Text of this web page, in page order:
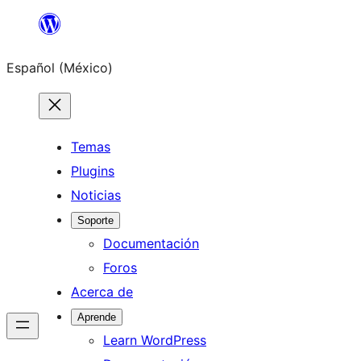
Saltar
contenido
Español (México)
Temas
Plugins
Noticias
Soporte
Documentación
Foros
Acerca de
Aprende
Learn WordPress